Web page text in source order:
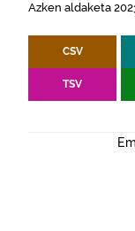
Azken aldaketa
CSV
TSV